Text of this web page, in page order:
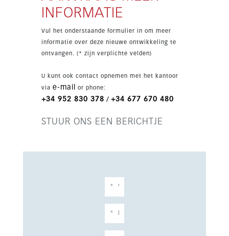
zwembaden, een verwarmd binnenzwembad,
spa, sauna, gym, coworkingruimte en
wandelafstand van het strand, het station,
INFORMATIE
Vul het onderstaande formulier in om meer
informatie over deze nieuwe ontwikkeling te
ontvangen. (* zijn verplichte velden)
U kunt ook contact opnemen met het kantoor
via e-mail or phone:
+34 952 830 378 / +34 677 670 480
STUUR ONS EEN BERICHTJE